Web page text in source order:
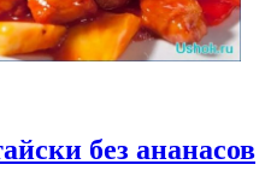
без ананасов